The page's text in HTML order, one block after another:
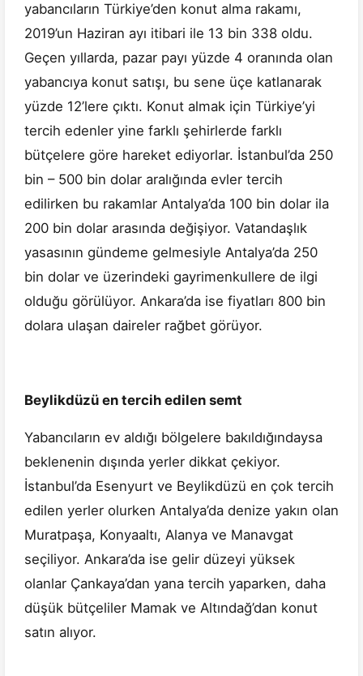
yabancıların Türkiye’den konut alma rakamı,
2019’un Haziran ayı itibari ile 13 bin 338 oldu.
Geçen yıllarda, pazar payı yüzde 4 oranında olan
yabancıya konut satışı, bu sene üçe katlanarak
yüzde 12’lere çıktı. Konut almak için Türkiye’yi
tercih edenler yine farklı şehirlerde farklı
bütçelere göre hareket ediyorlar. İstanbul’da 250
bin – 500 bin dolar aralığında evler tercih
edilirken bu rakamlar Antalya’da 100 bin dolar ila
200 bin dolar arasında değişiyor. Vatandaşlık
yasasının gündeme gelmesiyle Antalya’da 250
bin dolar ve üzerindeki gayrimenkullere de ilgi
olduğu görülüyor. Ankara’da ise fiyatları 800 bin
dolara ulaşan daireler rağbet görüyor.
Beylikdüzü en tercih edilen semt
Yabancıların ev aldığı bölgelere bakıldığındaysa
beklenenin dışında yerler dikkat çekiyor.
İstanbul’da Esenyurt ve Beylikdüzü en çok tercih
edilen yerler olurken Antalya’da denize yakın olan
Muratpaşa, Konyaaltı, Alanya ve Manavgat
seçiliyor. Ankara’da ise gelir düzeyi yüksek
olanlar Çankaya’dan yana tercih yaparken, daha
düşük bütçeliler Mamak ve Altındağ’dan konut
satın alıyor.